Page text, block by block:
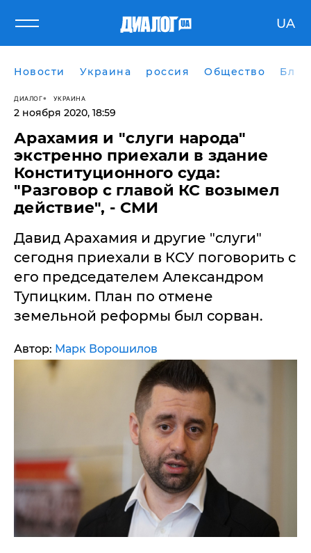
UA
Новости Украина россия Общество
ДИАЛОГ УКРАИНА
2 ноября 2020, 18:59
Арахамия и "слуги народа"
экстренно приехали в здание
Конституционного суда:
"Разговор с главой КС возымел
действие", - СМИ
​Давид Арахамия и другие "слуги"
сегодня приехали в КСУ поговорить с
его председателем Александром
Тупицким. План по отмене
земельной реформы был сорван.
Автор: Марк Ворошилов